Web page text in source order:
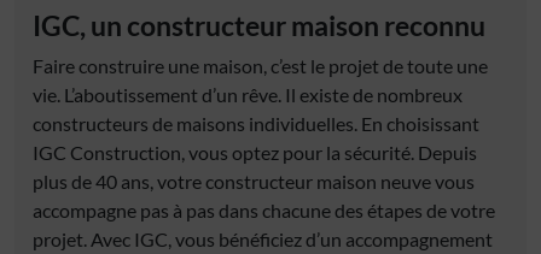
IGC, un constructeur maison reconnu
Faire construire une maison, c’est le projet de toute une
vie. L’aboutissement d’un rêve. Il existe de nombreux
constructeurs de maisons individuelles . En choisissant
IGC Construction, vous optez pour la sécurité. Depuis
plus de 40 ans, votre constructeur maison neuvevous
accompagne pas à pas dans chacune des étapes de votre
projet. Avec IGC, vous bénéficiez d’un accompagnement